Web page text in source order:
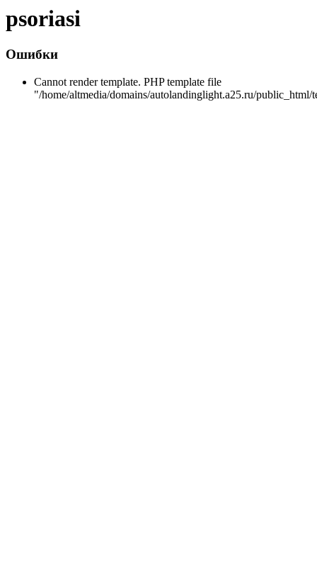
psoriasi
Ошибки
Cannot render template. PHP template file
"/home/altmedia/domains/autolandinglight.a25.ru/